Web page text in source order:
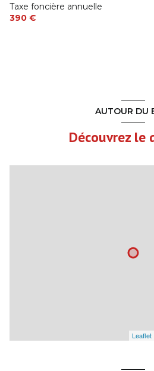
Chambre en mezzanine
Taxe foncière annuelle
390 €
AUTOUR DU
Découvrez le
Leaflet